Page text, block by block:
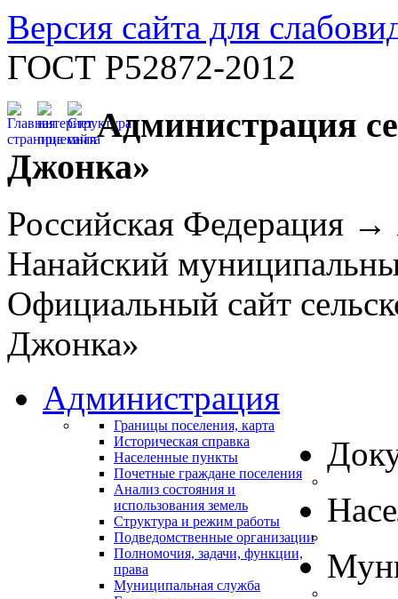
Версия сайта для
ГОСТ Р52872-2012
Администрация
Джонка»
Российская Федерация
Нанайский
Официальный сайт
Джонка»
Администрация
Границы поселения, карта
Историческая справка
Населенные пункты
Почетные граждане поселения
Анализ состояния и
использования земель
Структура и режим работы
Подведомственные организации
Полномочия, задачи, функции,
права
Муниципальная служба